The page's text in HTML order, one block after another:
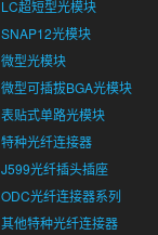
LC超短型光模块
SNAP12光模块
微型光模块
微型可插拔BGA光模块
表贴式单路光模块
特种光纤连接器
J599光纤插头插座
ODC光纤连接器系列
其他特种光纤连接器